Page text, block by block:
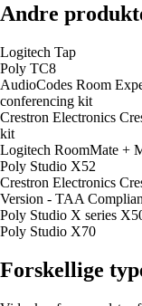
Andre
Logitech Tap
Poly TC8
AudioCodes Room
conferencing kit
Crestron Electronics
kit
Logitech RoomMate +
Poly Studio X52
Crestron Electronics
Version - TAA
Poly Studio X series
Poly Studio X70
Forskellige